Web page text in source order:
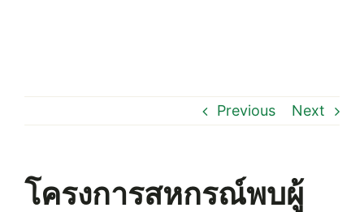
Previous Next
โครงการสหกรณ์พบผู้